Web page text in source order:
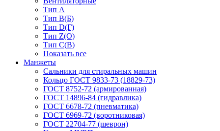
Тип A
Тип B(Б)
Тип D(Г)
Тип Z(O)
Тип С(В)
Показать все
Манжеты
Сальники для стиральных машин
Кольцо ГОСТ 9833-73 (18829-73)
ГОСТ 8752-72 (армированная)
ГОСТ 14896-84 (гидравлика)
ГОСТ 6678-72 (пневматика)
ГОСТ 6969-72 (воротниковая)
ГОСТ 22704-77 (шеврон)